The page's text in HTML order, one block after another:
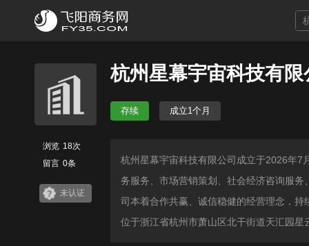
杭州星幕宇宙科技有限
存续 成立1个月
浏览 18次
留言 0条
未认证
杭州星幕宇宙科技有限公司成立于2026年7
务服务、市场营销策划、社会经济咨询服
司本着合作共赢、诚信稳健的经营理念，
位于浙江省杭州市萧山区北干街道天汇园